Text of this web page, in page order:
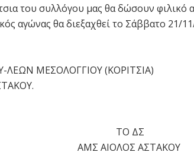
του συλλόγου μας θα δώσουν φιλικό
αγώνας θα διεξαχθεί το Σάββατο 21/
ΜΕΣΟΛΟΓΓΙΟΥ (ΚΟΡΙΤΣΙΑ)
ΤΟ ΔΣ
ΑΜΣ ΑΙΟΛΟΣ ΑΣΤΑΚΟΥ